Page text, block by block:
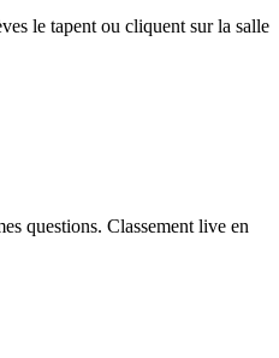
le tapent ou cliquent sur la salle
questions. Classement live en